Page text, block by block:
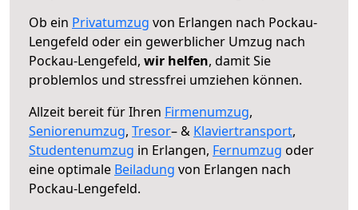
Ob ein Privatumzug von Erlangen nach Pockau-
Lengefeld oder ein gewerblicher Umzug nach
Pockau-Lengefeld, wir helfen, damit Sie
problemlos und stressfrei umziehen können.
Allzeit bereit für Ihren Firmenumzug,
Seniorenumzug, Tresor– & Klaviertransport,
Studentenumzug in Erlangen, Fernumzug oder
eine optimale Beiladung von Erlangen nach
Pockau-Lengefeld.